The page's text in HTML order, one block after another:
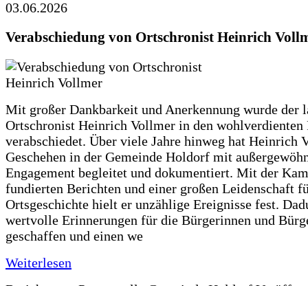
03.06.2026
Verabschiedung von Ortschronist Heinrich
Mit großer Dankbarkeit und Anerkennung wurde der
Ortschronist Heinrich Vollmer in den wohlverdienten
verabschiedet. Über viele Jahre hinweg hat Heinrich
Geschehen in der Gemeinde Holdorf mit
Engagement begleitet und dokumentiert. Mit der
fundierten Berichten und einer großen Leidenschaft
Ortsgeschichte hielt er unzählige Ereignisse fest.
wertvolle Erinnerungen für die Bürgerinnen und
geschaffen und einen we
Weiterlesen